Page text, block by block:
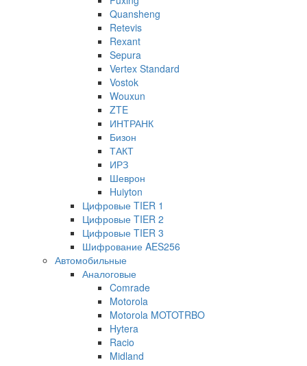
Quansheng
Retevis
Rexant
Sepura
Vertex Standard
Vostok
Wouxun
ZTE
ИНТРАНК
Бизон
ТАКТ
ИРЗ
Шеврон
Huiyton
Цифровые TIER 1
Цифровые TIER 2
Цифровые TIER 3
Шифрование AES256
Автомобильные
Аналоговые
Comrade
Motorola
Motorola MOTOTRBO
Hytera
Racio
Midland